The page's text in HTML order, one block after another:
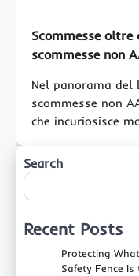
Scommesse oltre
scommesse non
Nel panorama
scommesse non
che incuriosisce
Search
Recent Posts
Protecting
Safety Fence